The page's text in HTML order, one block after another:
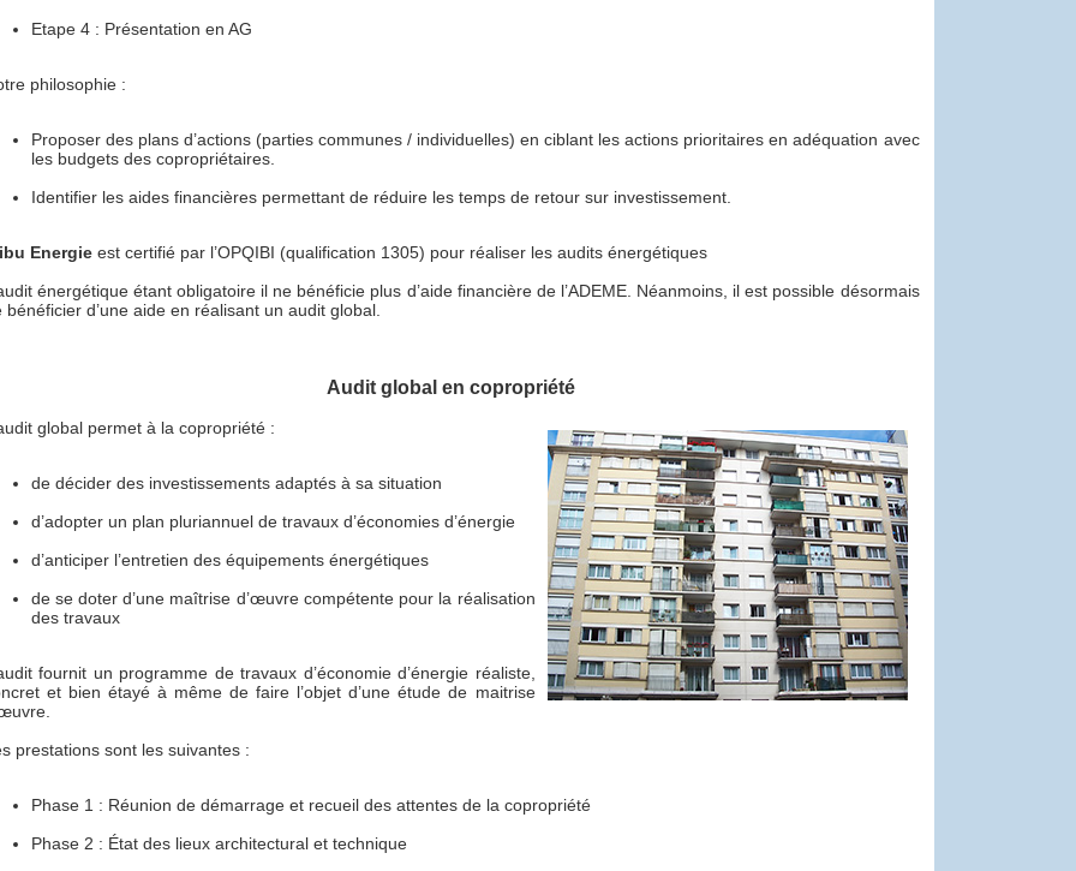
Etape 4 : Présentation en AG
philosophie :
Proposer des plans d’actions (parties communes / individuelles) en ciblant les actions prioritaires en adéquation avec
les budgets des copropriétaires.
Identifier les aides financières permettant de réduire les temps de retour sur investissement.
Energieest certifié par l’OPQIBI (qualification 1305) pour réaliser les audits énergétiques
énergétique étant obligatoire il ne bénéficie plus d’aide financière de l’ADEME. Néanmoins, il est possible désormais
bénéficier d’une aide en réalisant un audit global.
Audit global en copropriété
global permet à la copropriété :
de décider des investissements adaptés à sa situation
d’adopter un plan pluriannuel de travaux d’économies d’énergie
d’anticiper l’entretien des équipements énergétiques
de se doter d’une maîtrise d’œuvre compétente pour la réalisation
des travaux
fournit un programme de travaux d’économie d’énergie réaliste,
et bien étayé à même de faire l’objet d’une étude de maitrise
prestations sont les suivantes :
Phase 1 : Réunion de démarrage et recueil des attentes de la copropriété
Phase 2 : État des lieux architectural et technique